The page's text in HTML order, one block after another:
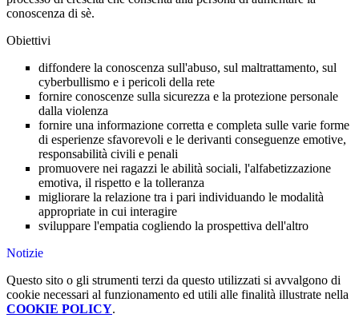
conoscenza di sè.
Obiettivi
diffondere la conoscenza sull'abuso, sul maltrattamento, sul
cyberbullismo e i pericoli della rete
fornire conoscenze sulla sicurezza e la protezione personale
dalla violenza
fornire una informazione corretta e completa sulle varie forme
di esperienze sfavorevoli e le derivanti conseguenze emotive,
responsabilità civili e penali
promuovere nei ragazzi le abilità sociali, l'alfabetizzazione
emotiva, il rispetto e la tolleranza
migliorare la relazione tra i pari individuando le modalità
appropriate in cui interagire
sviluppare l'empatia cogliendo la prospettiva dell'altro
Notizie
Questo sito o gli strumenti terzi da questo utilizzati si avvalgono di
cookie necessari al funzionamento ed utili alle finalità illustrate nella
COOKIE POLICY.